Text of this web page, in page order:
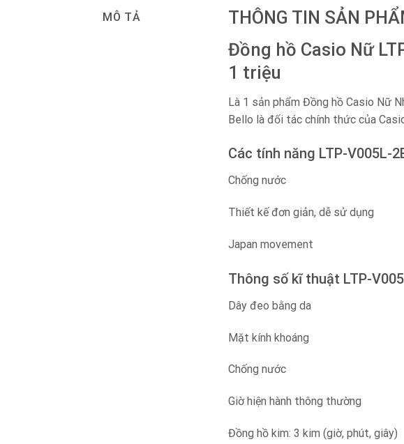
MÔ TẢ
THÔNG TIN SẢN
Đồng hồ Casio Nữ
1 triệu
Là 1 sản phẩm Đồng hồ Casio Nữ
Bello là đối tác chính thức của
Các tính năng LTP-V005L-
Chống nước
Thiết kế đơn giản, dễ sử dụng
Japan movement
Thông số kĩ thuật LTP-
Dây đeo bằng da
Mặt kính khoáng
Chống nước
Giờ hiện hành thông thường
Đồng hồ kim: 3 kim (giờ, phút, giây)